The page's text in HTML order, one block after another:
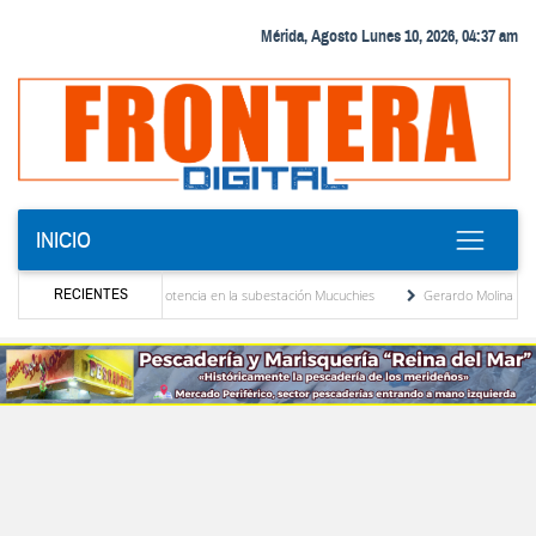
Mérida, Agosto Lunes 10, 2026, 04:37 am
INICIO
RECIENTES
transformador de potencia en la subestación Mucuchies
Gerardo Molina: “El